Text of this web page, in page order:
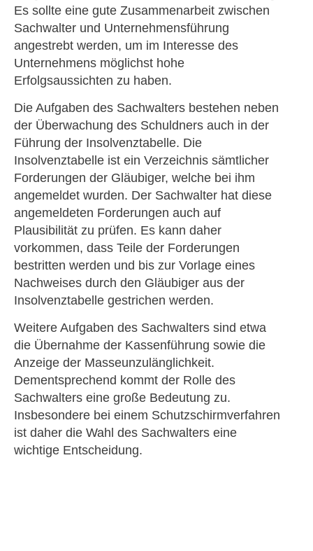
Es sollte eine gute Zusammenarbeit zwischen
Sachwalter und Unternehmensführung
angestrebt werden, um im Interesse des
Unternehmens möglichst hohe
Erfolgsaussichten zu haben.
Die Aufgaben des Sachwalters bestehen neben
der Überwachung des Schuldners auch in der
Führung der Insolvenztabelle. Die
Insolvenztabelle ist ein Verzeichnis sämtlicher
Forderungen der Gläubiger, welche bei ihm
angemeldet wurden. Der Sachwalter hat diese
angemeldeten Forderungen auch auf
Plausibilität zu prüfen. Es kann daher
vorkommen, dass Teile der Forderungen
bestritten werden und bis zur Vorlage eines
Nachweises durch den Gläubiger aus der
Insolvenztabelle gestrichen werden.
Weitere Aufgaben des Sachwalters sind etwa
die Übernahme der Kassenführung sowie die
Anzeige der Masseunzulänglichkeit.
Dementsprechend kommt der Rolle des
Sachwalters eine große Bedeutung zu.
Insbesondere bei einem Schutzschirmverfahren
ist daher die Wahl des Sachwalters eine
wichtige Entscheidung.